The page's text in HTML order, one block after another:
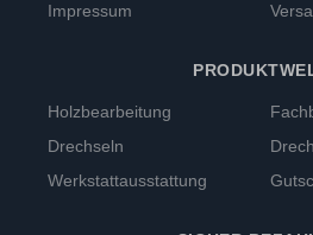
Impressum
Holzbearbeitung
Drechseln
Werkstattausstattung